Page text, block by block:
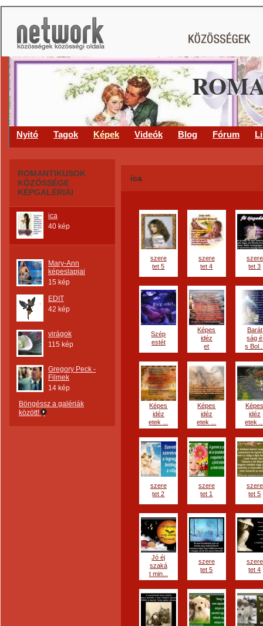
Nyitó Tagok Képek Videók Blog Fórum
ROMANTIKUSOK
KÖZÖSSÉGE
KÉPGALÉRIÁI
ica
40 kép
Mary-Ann
képeslapjai
15 kép
EDIT
42 kép
virágok
115 kép
Gregory Peck -
Filmek
14 kép
Böngéssz a galériák
között!
ica
szere
tet 5
szere
tet 4
szere
tet 3
Szép
estét
Képes
idéz
et
Barát
ság é
s
Képes
idéz
etek ...
Képes
idéz
etek ...
idéz
etek
szere
tet 2
szere
tet 1
szere
tet 5
Jó éj
szaká
t min...
szere
tet 5
szere
tet 4